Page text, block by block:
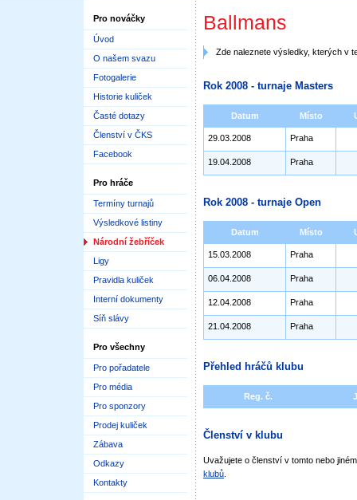
Pro nováčky
Úvod
O našem svazu
Fotogalerie
Historie kuliček
Časté dotazy
Členství v ČKS
Facebook
Pro hráče
Termíny turnajů
Výsledkové listiny
Národní žebříček
Ligy
Pravidla kuliček
Interní dokumenty
Síň slávy
Pro všechny
Pro pořadatele
Pro média
Pro sponzory
Prodej kuliček
Zábava
Odkazy
Kontakty
Ballmans
Zde naleznete výsledky, kterých v
Rok 2008 - turnaje Masters
Datum Místo
29.03.2008 Praha
19.04.2008 Praha
Rok 2008 - turnaje Open
Datum Místo
15.03.2008 Praha
06.04.2008 Praha
12.04.2008 Praha
21.04.2008 Praha
Přehled hráčů klubu
Reg. č.
Členství v klubu
Uvažujete o členství v tomto nebo
klubů